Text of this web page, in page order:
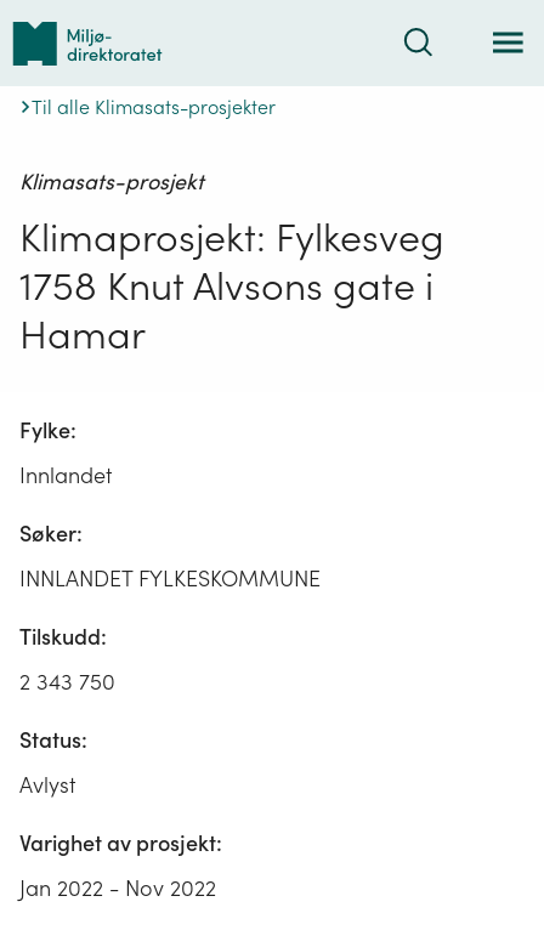
Tilbake
forsiden
Søk
Til alle Klimasats-prosjekter
Klimasats-prosjekt
Klimaprosjekt: Fylkesveg
1758 Knut Alvsons gate i
Hamar
Fylke:
Innlandet
Søker:
INNLANDET FYLKESKOMMUNE
Tilskudd:
2 343 750
Status:
Avlyst
Varighet av prosjekt:
Jan 2022 - Nov 2022